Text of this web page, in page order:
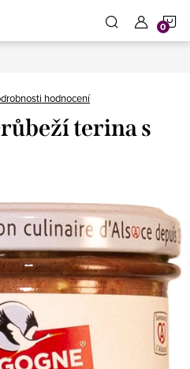
hodnocení
terina s